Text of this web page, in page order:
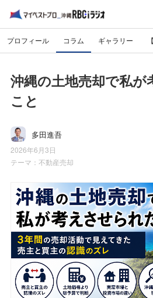
プロフィール コラム ギャラリー
沖縄の土地売却で私が
こと
多田進吾
2026年6月3日
テーマ： 不動産売却